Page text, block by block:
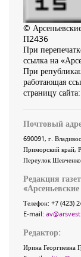
©
П2436
При
ссылка на
При
работающая
страницу сайта:
Почтовый
690091, г.
Приморский край,
Переулок Шевченко
Редакция
«
Телефон: +7 (423)
E-mail:
Редактор:
Ирина Георгиевна